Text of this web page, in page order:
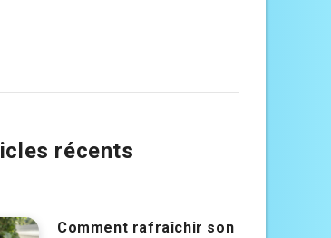
récents
Comment rafraîchir son